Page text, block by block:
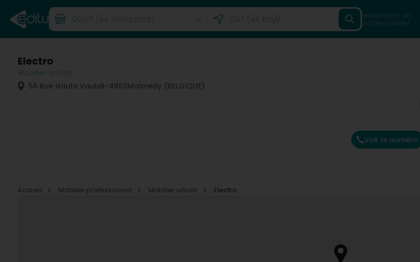
Rechercher un
professionnel
Electro
56 Rue Haute VaulxB-4960Malmedy (BELGIQUE)
Voir le numéro
Accueil
Mobilier professionnel Mobilier urbain Electro